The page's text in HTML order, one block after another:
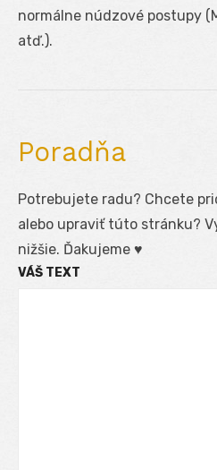
normálne núdzové postupy
atď.).
Poradňa
Potrebujete radu? Chcete
alebo upraviť túto stránku?
nižšie. Ďakujeme ♥
VÁŠ TEXT